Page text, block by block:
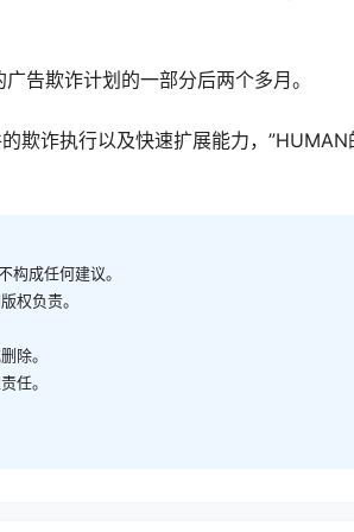
告欺诈计划的一部分后两个多月。
欺诈执行以及快速扩展能力，”HUMAN
构成任何建议。
权负责。
除。
任。